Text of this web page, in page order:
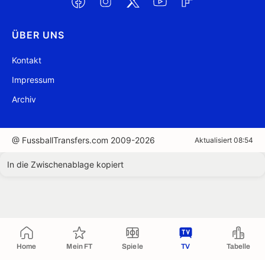
Home Mein FT Spiele TV Tabelle
ÜBER UNS
Kontakt
Impressum
Archiv
@ FussballTransfers.com 2009-2026 Aktualisiert 08:54
In die Zwischenablage kopiert